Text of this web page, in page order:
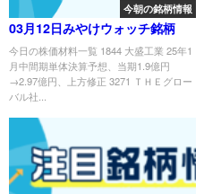
今朝の銘柄情報
03月12日みやけウォッチ銘柄
今日の株価材料一覧 1844 大盛工業 25年1
月中間期単体決算予想、当期1.9億円
→2.97億円、上方修正 3271 ＴＨＥグロー
バル社...